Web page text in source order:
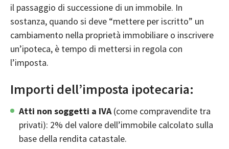
il passaggio di successione di un immobile. In
sostanza, quando si deve “mettere per iscritto” un
cambiamento nella proprietà immobiliare o inscrivere
un’ipoteca, è tempo di mettersi in regola con
l’imposta.
Importi dell’imposta ipotecaria:
Atti non soggetti a IVA(come compravendite tra
privati): 2% del valore dell’immobile calcolato sulla
base della rendita catastale.